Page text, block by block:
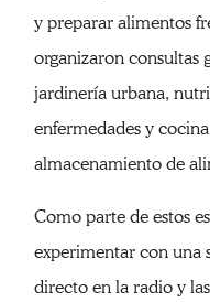
y preparar alimentos
organizaron consultas
jardinería urbana,
enfermedades y
almacenamiento de
Como parte de estos
experimentar con una
directo en la radio y